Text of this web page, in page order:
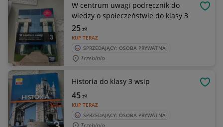
W centrum uwagi podręcznik do
wiedzy o społeczeństwie do klasy 3
KUP TERAZ
25zł
SPRZEDAJĄCY: OSOBA PRYWATNA
Trzebinia
Historia do klasy 3 wsip
KUP TERAZ
45zł
SPRZEDAJĄCY: OSOBA PRYWATNA
Trzebinia